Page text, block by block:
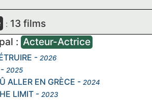
: 13 films
: Acteur-Actrice
- 2026
- 2025
ALLER EN GRÈCE - 2024
LIMIT - 2023